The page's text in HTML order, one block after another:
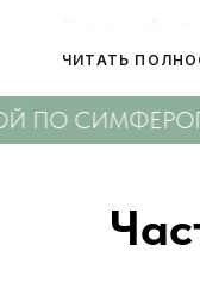
Сердечно
Мы подходим к
Вами сразу
ЧИТАТЬ
ПО